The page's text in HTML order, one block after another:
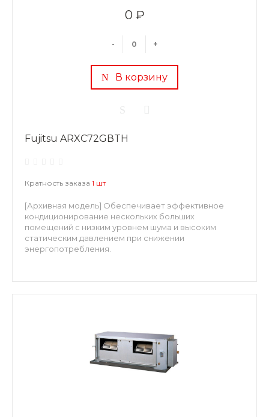
0 ₽
- +
В корзину
Fujitsu ARXC72GВTH
Кратность заказа 1 шт
[Архивная модель] Обеспечивает эффективное
кондиционирование нескольких больших
помещений с низким уровнем шума и высоким
статическим давлением при снижении
энергопотребления.